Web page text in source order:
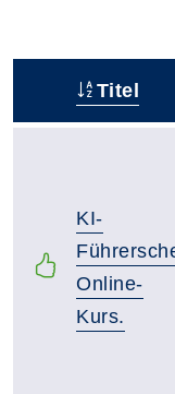
Titel
KI-
Online-
Kurs.